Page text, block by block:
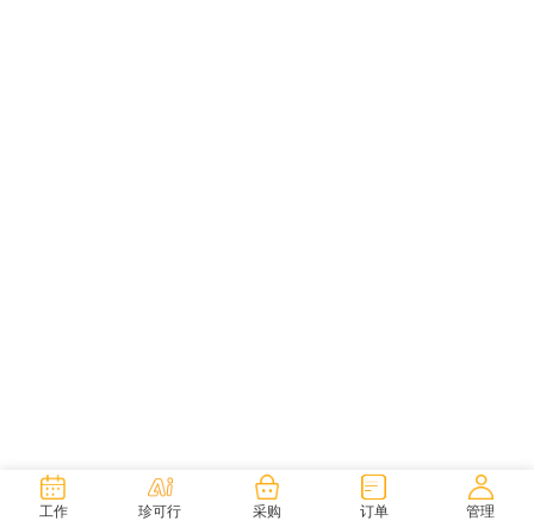
工作 珍可行 采购 订单 管理